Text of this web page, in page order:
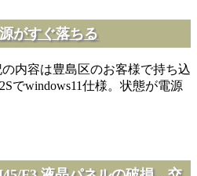
がすぐ落ちる
内容は豊島区のお客様で持ち込
でwindows11仕様。状態が電源